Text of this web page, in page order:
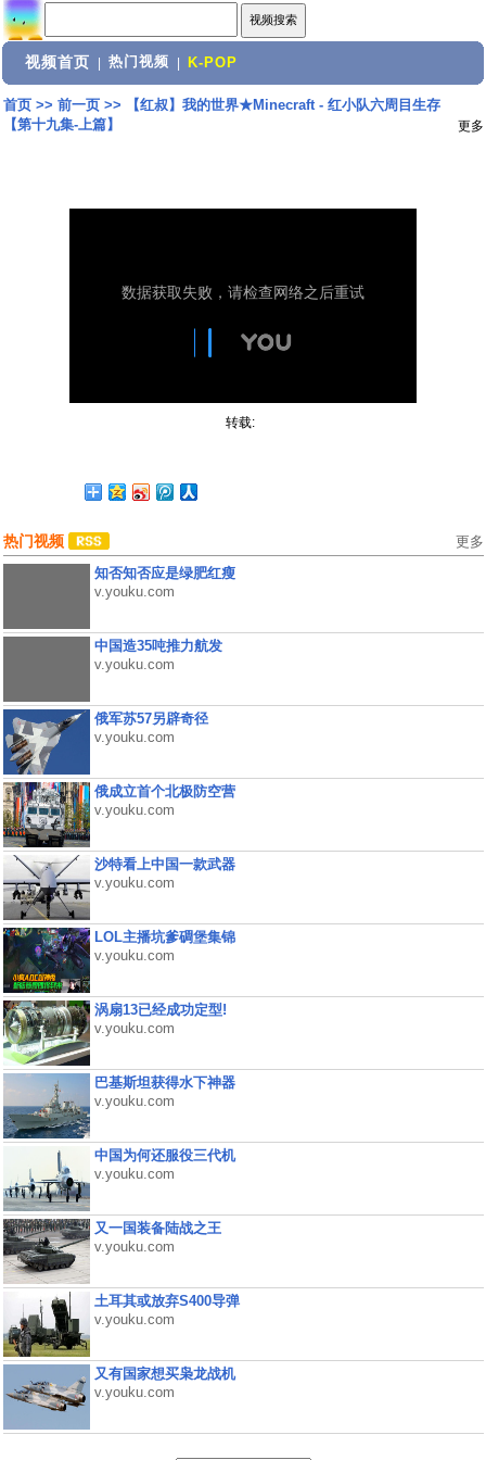
视频首页 热门视频 K-POP
首页>> 前一页>>
【红叔】我的世界★Minecraft - 红小队六周目生存
【第十九集-上篇】
更多
转载:
热门视频 更多
知否知否应是绿肥红瘦
v.youku.com
中国造35吨推力航发
v.youku.com
俄军苏57另辟奇径
v.youku.com
俄成立首个北极防空营
v.youku.com
沙特看上中国一款武器
v.youku.com
LOL主播坑爹碉堡集锦
v.youku.com
涡扇13已经成功定型!
v.youku.com
巴基斯坦获得水下神器
v.youku.com
中国为何还服役三代机
v.youku.com
又一国装备陆战之王
v.youku.com
土耳其或放弃S400导弹
v.youku.com
又有国家想买枭龙战机
v.youku.com